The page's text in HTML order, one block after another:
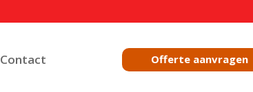
Contact Offerte aanvragen